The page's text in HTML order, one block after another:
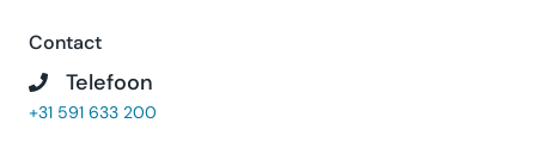
Contact
Telefoon
+31 591 633 200